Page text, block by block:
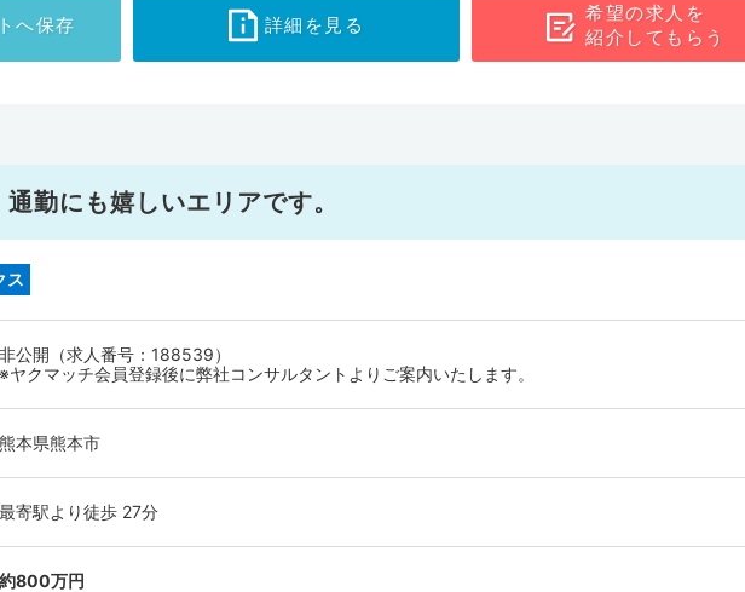
へ保存 詳細を見る
希望の求人を
紹介してもらう
勤にも嬉しいエリアです。
ス
非公開（求人番号：188539）
※ヤクマッチ会員登録後に弊社コンサルタントよりご案内いたします。
熊本県熊本市
最寄駅より徒歩 27分
約800万円